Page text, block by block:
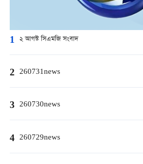
1 ২ আগস্ট সিএমজি সংবাদ
2 260731news
3 260730news
4 260729news